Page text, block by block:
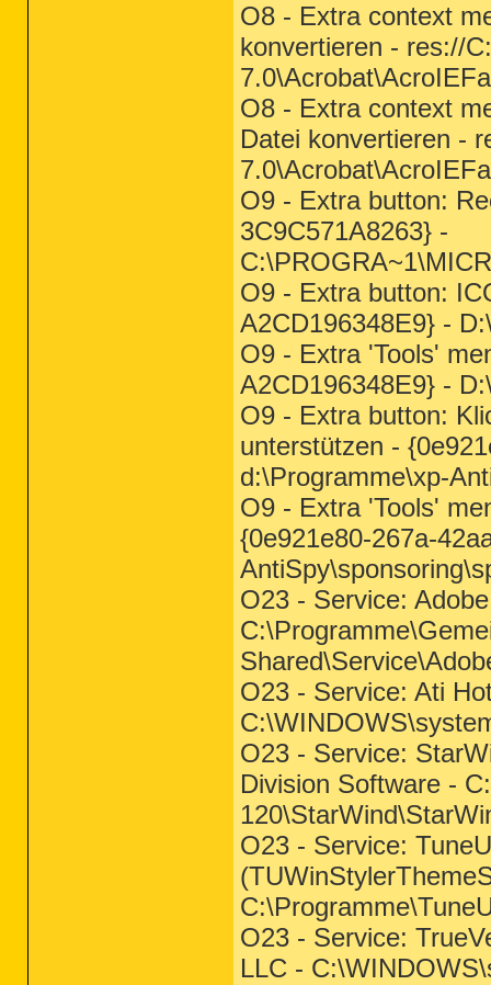
O8 - Extra context
konvertieren - res://
O8 - Extra context
Datei konvertieren -
O9 - Extra button:
3C9C571A8263} -
O9 - Extra button:
A2CD196348E9} -
O9 - Extra 'Tools'
A2CD196348E9} -
O9 - Extra button:
unterstützen -
d:\Programme\xp-
O9 - Extra 'Tools'
{0e921e80-267a-
O23 - Service:
O23 - Service: Ati
O23 - Service:
Division Software -
O23 - Service:
O23 - Service:
LLC -